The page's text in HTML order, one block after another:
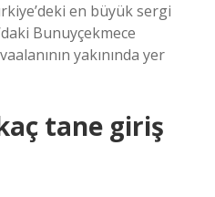
en büyük sergi
Bunuyçekmece
yakınında yer
tane giriş